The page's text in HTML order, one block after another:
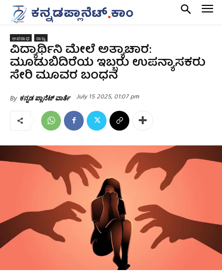
ಅಪರಾಧ ರಾಜ್ಯ
ವಿದ್ಯಾರ್ಥಿನಿ ಮೇಲೆ ಅತ್ಯಾಚಾರ:
ಮೂಡುಬಿದಿರೆಯ ಇಬ್ಬರು ಉಪನ್ಯಾಸಕರು
ಸೇರಿ ಮೂವರ ಬಂಧನ
By ಕನ್ನಡ ಪ್ಲಾನೆಟ್ ವಾರ್ತೆ July 15 2025, 01:07 pm